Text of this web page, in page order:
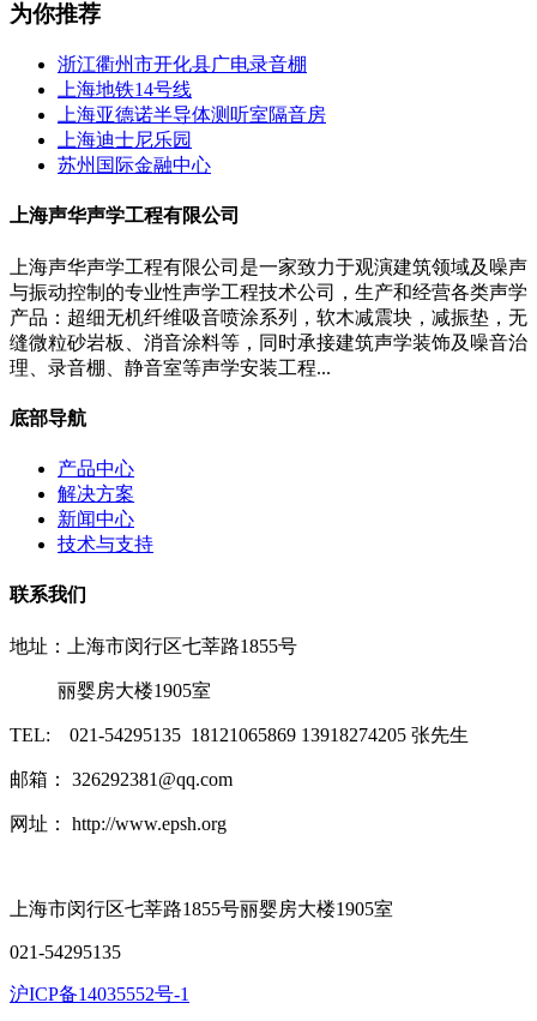
为你推荐
浙江衢州市开化县广电录音棚
上海地铁14号线
上海亚德诺半导体测听室隔音房
上海迪士尼乐园
苏州国际金融中心
上海声华声学工程有限公司
上海声华声学工程有限公司是一家致力于观演建筑领域及噪声
与振动控制的专业性声学工程技术公司，生产和经营各类声学
产品：超细无机纤维吸音喷涂系列，软木减震块，减振垫，无
缝微粒砂岩板、消音涂料等，同时承接建筑声学装饰及噪音治
理、录音棚、静音室等声学安装工程...
底部导航
产品中心
解决方案
新闻中心
技术与支持
联系我们
地址：上海市闵行区七莘路1855号
丽婴房大楼1905室
TEL: 021-54295135 18121065869 13918274205 张先生
邮箱： 326292381@qq.com
网址： http://www.epsh.org
上海市闵行区七莘路1855号丽婴房大楼1905室
021-54295135
沪ICP备14035552号-1